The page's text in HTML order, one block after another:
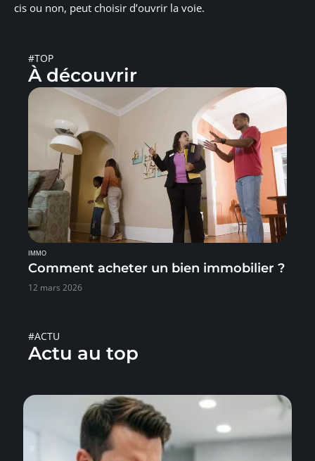
cis ou non, peut choisir d’ouvrir la voie.
#TOP
À découvrir
IMMO
Comment acheter un bien immobilier ?
12 mars 2026
#ACTU
Actu au top